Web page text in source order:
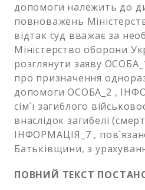
допомоги належить до
повноважень
відтак суд вважає за
Міністерство оборони
розглянути заяву
про призначення
допомоги ОСОБА_2 ,
сім`ї загиблого
внаслідок загибелі
ІНФОРМАЦІЯ_7 ,
Батьківщини, з
ПОВНИЙ ТЕКСТ